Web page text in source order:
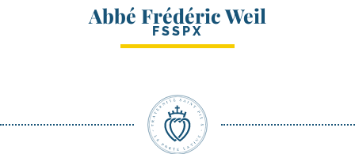
Abbé Frédéric Weil
FSSPX